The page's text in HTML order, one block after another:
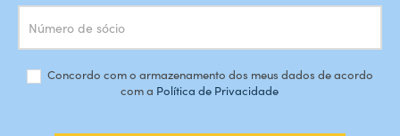
Concordo com o armazenamento dos meus dados de acordo
com a Política de Privacidade